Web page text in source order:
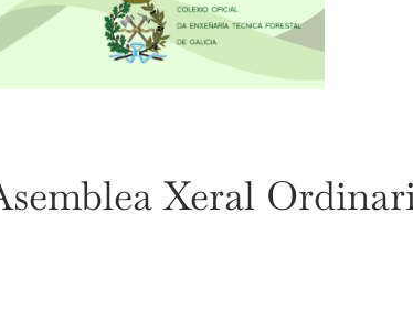
Xeral